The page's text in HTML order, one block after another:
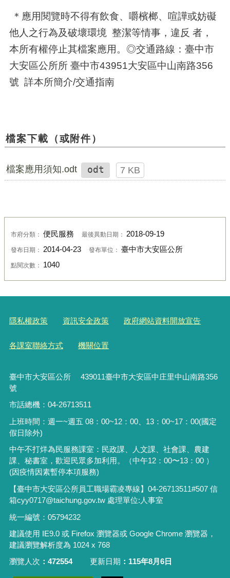
＊應用閱覽時不得有飲食、嚼檳榔、喧譁或妨礙
他人之行為及破壞環境 整潔等情事，違反 者，
本所有權停止其檔案應用。◎交通路線：臺中市
大安區公所所 臺中市43951大安區中山南路356
號 詳本所簡介/交通指南
檔案下載（或附件）
檔案應用須知.odt odt 7 KB
市府分類： 便民服務 最後異動日期： 2018-09-19
發布日期： 2014-04-23 發布單位： 臺中市大安區公所
點閱次數： 1040
隱私權政策 資訊安全政策 政府網站資料開放宣告
各課室聯絡方式 機關位置
臺中市大安區公所 439011臺中市大安區中庄里中山南路356
號
市話總機：04-26713511
上班時間：週一~週五 08：00~12：00、13：00~17：00(國定
假日除外)
中午不打烊為民服務課室：民政課、人文課、社會課、農建
課、秘書室，歡迎民眾多加利用。（中午12：00〜13：00 ）
(因疫情因素暫停本項服務)
【臺中市大安區公所員工職場霸凌專線】04-26713511#507 信
箱cyy0717@taichung.gov.tw 處理單位:人事室
統一編號：05794232
建議使用 IE9.0 或 Firefox 瀏覽器或 Google Chrome 瀏覽器，
建議瀏覽解析度為 1024 x 768
瀏覽人次
472554 更新日期 115年8月6日